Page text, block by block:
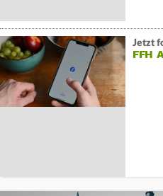
Jetzt
FFH